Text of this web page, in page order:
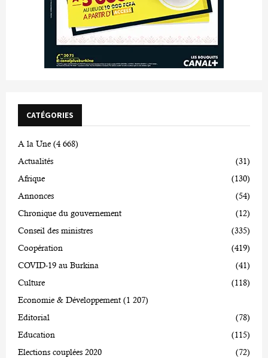
CATÉGORIES
A la Une (4 668)
Actualités
(31)
Afrique
(130)
Annonces
(54)
Chronique du gouvernement
(12)
Conseil des ministres
(335)
Coopération
(419)
COVID-19 au Burkina
(41)
Culture
(118)
Economie & Développement (1 207)
Editorial
(78)
Education
(115)
Elections couplées 2020
(72)